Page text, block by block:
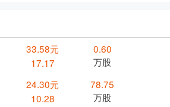
33.58元
17.17
0.60
万股
24.30元
10.28
78.75
万股